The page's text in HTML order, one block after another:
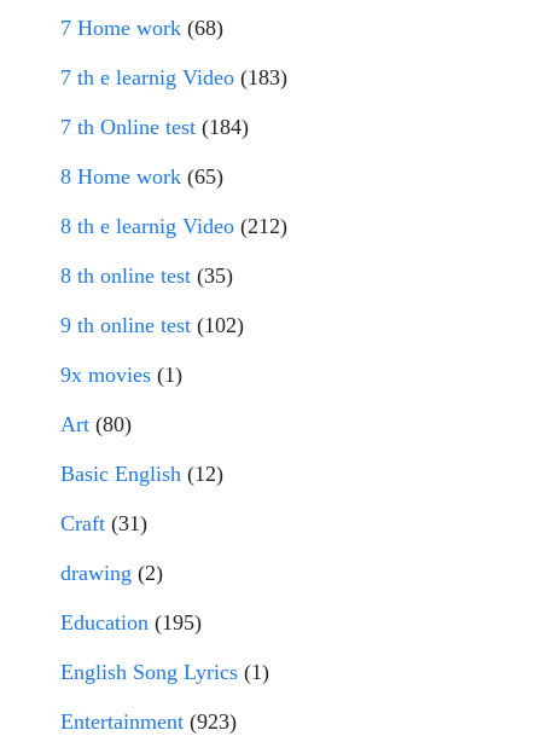
7 Home work (68)
7 th e learnig Video (183)
7 th Online test (184)
8 Home work (65)
8 th e learnig Video (212)
8 th online test (35)
9 th online test (102)
9x movies (1)
Art (80)
Basic English (12)
Craft (31)
drawing (2)
Education (195)
English Song Lyrics (1)
Entertainment (923)